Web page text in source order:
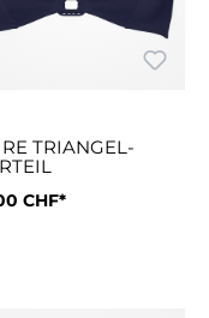
TRIANGEL-
42
CHF*